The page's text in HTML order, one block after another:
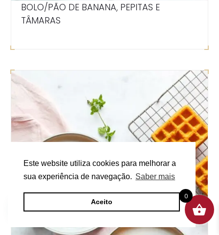
Este website utiliza cookies para melhorar a
sua experiência de navegação. Saber mais
Aceito
BOLO/PÃO DE BANANA, PEPITAS E
TÂMARAS
0